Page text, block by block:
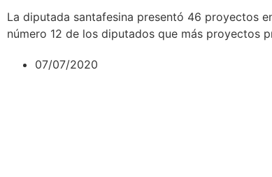
La diputada santafesina presentó 46 proyectos
número 12 de los diputados que más proyectos
07/07/2020